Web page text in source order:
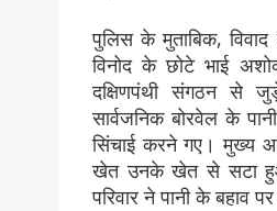
पुलिस के मुताबिक,
विनोद के छोटे भाई
दक्षिणपंथी संगठन से
सार्वजनिक बोरवेल के
सिंचाई करने गए। मुख्य
खेत उनके खेत से सटा
परिवार ने पानी के बहाव